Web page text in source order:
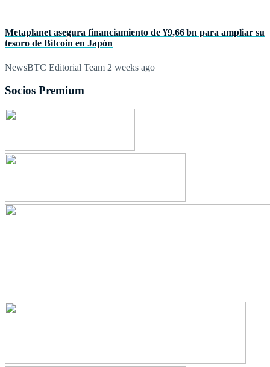
Metaplanet asegura financiamiento de ¥9,66 bn para ampliar su
tesoro de Bitcoin en Japón
NewsBTC Editorial Team 2 weeks ago
Socios Premium